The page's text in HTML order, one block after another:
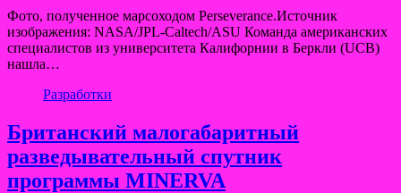
Фото, полученное марсоходом Perseverance.Источник
изображения: NASA/JPL-Caltech/ASU Команда американских
специалистов из университета Калифорнии в Беркли (UCB)
нашла…
Разработки
Британский малогабаритный
разведывательный спутник
программы MINERVA